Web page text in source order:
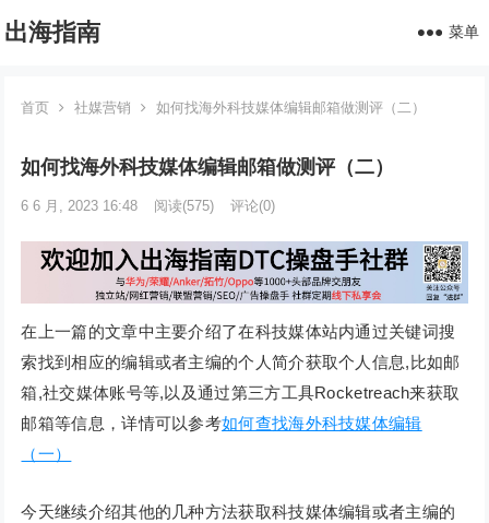
出海指南 菜单
首页 社媒营销 如何找海外科技媒体编辑邮箱做测评（二）
如何找海外科技媒体编辑邮箱做测评（二）
6 6 月, 2023 16:48 阅读(575) 评论(0)
在上一篇的文章中主要介绍了在科技媒体站内通过关键词搜
索找到相应的编辑或者主编的个人简介获取个人信息,比如邮
箱,社交媒体账号等,以及通过第三方工具Rocketreach来获取
邮箱等信息，详情可以参考如何查找海外科技媒体编辑
（一）
今天继续介绍其他的几种方法获取科技媒体编辑或者主编的